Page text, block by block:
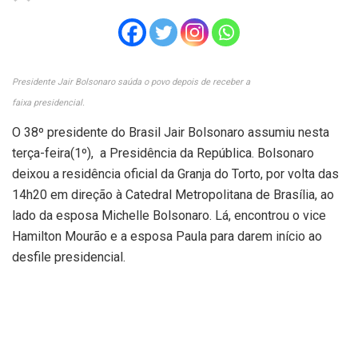
Presidente Jair Bolsonaro saúda o povo depois de receber a
faixa presidencial.
O 38º presidente do Brasil Jair Bolsonaro assumiu nesta
terça-feira(1º), a Presidência da República. Bolsonaro
deixou a residência oficial da Granja do Torto, por volta das
14h20 em direção à Catedral Metropolitana de Brasília, ao
lado da esposa Michelle Bolsonaro. Lá, encontrou o vice
Hamilton Mourão e a esposa Paula para darem início ao
desfile presidencial.